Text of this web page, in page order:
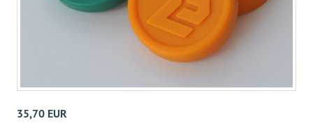
35,70 EUR